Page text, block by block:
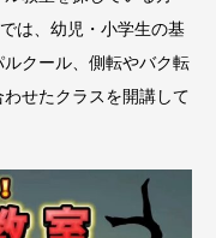
は、幼児・小学生の基
クール、側転やバク転
せたクラスを開講して